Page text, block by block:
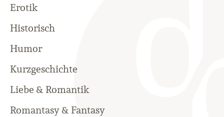
Erotik
Historisch
Humor
Kurzgeschichte
Liebe & Romantik
Romantasy & Fantasy